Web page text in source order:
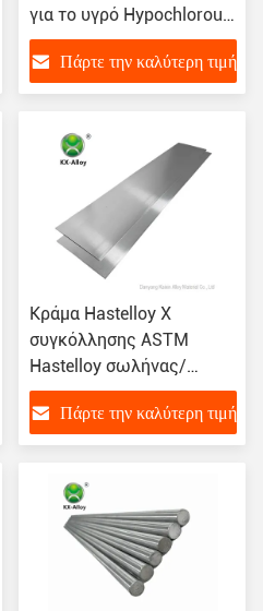
για το υγρό Hypochlorous
οξύ χλωρίου
Πάρτε την καλύτερη τιμή
Κράμα Hastelloy Χ
συγκόλλησης ASTM
Hastelloy σωλήνας/
φύλλο/καλώδιο/
σωλήνωση/πιάτο
Πάρτε την καλύτερη τιμή